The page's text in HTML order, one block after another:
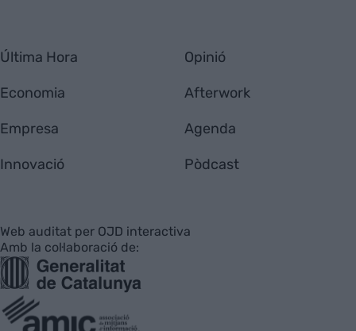
Última Hora
Economia
Empresa
Innovació
Opinió
Afterwork
Agenda
Pòdcast
Web auditat per OJD interactiva
Amb la col·laboració de: